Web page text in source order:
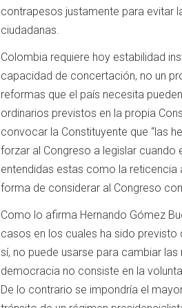
contrapesos justamente para evitar
ciudadanas.
Colombia requiere hoy estabilidad
capacidad de concertación, no un
reformas que el país necesita
ordinarios previstos en la propia
convocar la Constituyente que “las
forzar al Congreso a legislar cuando
entendidas estas como la reticencia
forma de considerar al Congreso
Como lo afirma Hernando Gómez
casos en los cuales ha sido
sí, no puede usarse para cambiar
democracia no consiste en la
De lo contrario se impondría el